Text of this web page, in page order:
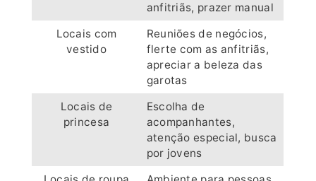
anfitriãs, prazer manual
Locais com
vestido
Reuniões de negócios,
flerte com as anfitriãs,
apreciar a beleza das
garotas
Locais de
princesa
Escolha de
acompanhantes,
atenção especial, busca
por jovens